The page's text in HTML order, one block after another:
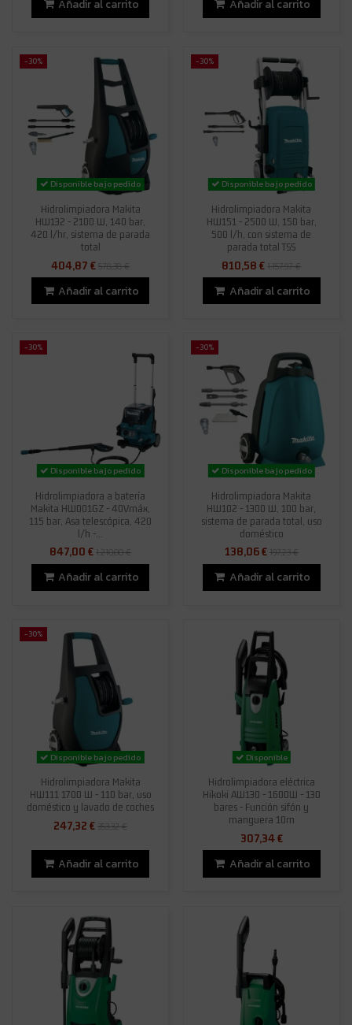
Añadir al carrito Añadir al carrito
-30%
Disponible bajo pedido
Hidrolimpiadora Makita
HW132 - 2100 W, 140 bar,
420 l/hr, sistema de parada
total
404,87 €578,38 €
Añadir al carrito
-30%
Disponible bajo pedido
Hidrolimpiadora Makita
HW151 - 2500 W, 150 bar,
500 l/h, con sistema de
parada total TSS
810,58 € 1.157,97 €
Añadir al carrito
-30%
Disponible bajo pedido
Hidrolimpiadora a batería
Makita HW001GZ - 40Vmáx,
115 bar, Asa telescópica, 420
l/h -...
847,00 €1.210,00 €
Añadir al carrito
-30%
Disponible bajo pedido
Hidrolimpiadora Makita
HW102 - 1300 W, 100 bar,
sistema de parada total, uso
doméstico
138,06 €197,23 €
Añadir al carrito
-30%
Disponible bajo pedido
Hidrolimpiadora Makita
HW111 1700 W - 110 bar, uso
doméstico y lavado de coches
247,32 €353,32 €
Añadir al carrito
Disponible
Hidrolimpiadora eléctrica
Hikoki AW130 - 1600W - 130
bares - Función sifón y
manguera 10m
307,34 €
Añadir al carrito